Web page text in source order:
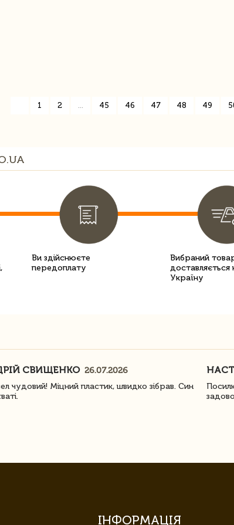
1 2 ... 45 46 47 48 49
Ви здійснюєте
передоплату
Вибраний
доставляється
Україну
СВИЩЕНКО 26.07.2026
чудовий! Міцний пластик, швидко зібрав. Син
ІНФОРМАЦІЯ